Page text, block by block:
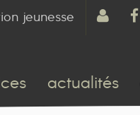
jeunesse
actualités